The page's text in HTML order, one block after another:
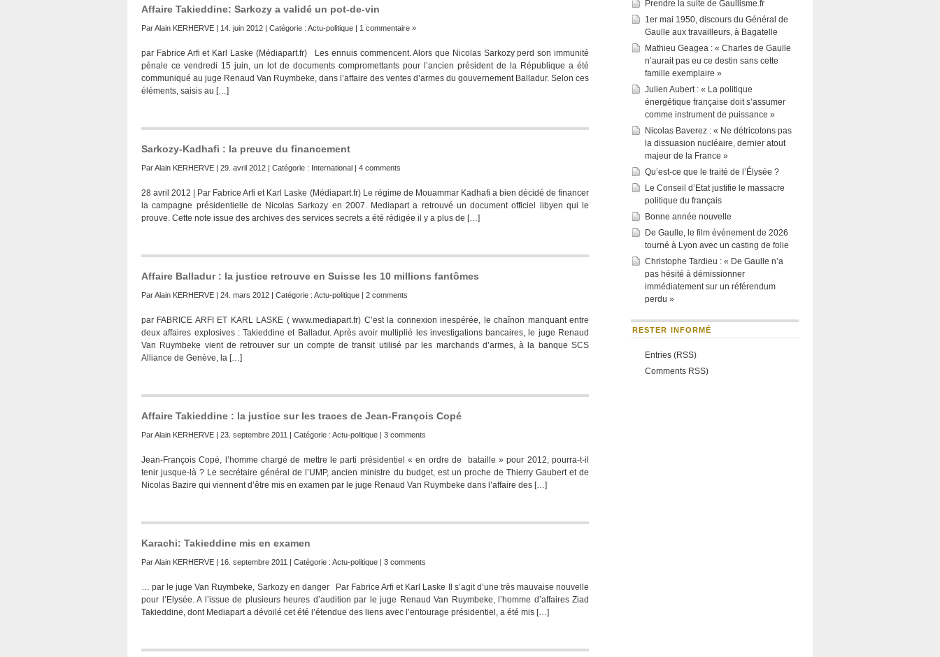
Affaire Takieddine: Sarkozy a validé un pot-de-vin
ParAlain KERHERVE | 14. juin 2012 | Catégorie : Actu-politique | 1 commentaire »
par Fabrice Arfi et Karl Laske (Médiapart.fr) Les ennuis commencent. Alors que Nicolas Sarkozy perd son immunité
pénale ce vendredi 15 juin, un lot de documents compromettants pour l’ancien président de la République a été
communiqué au juge Renaud Van Ruymbeke, dans l’affaire des ventes d’armes du gouvernement Balladur. Selon ces
éléments, saisis au […]
Sarkozy-Kadhafi : la preuve du financement
ParAlain KERHERVE | 29. avril 2012 | Catégorie : International | 4 comments
28 avril 2012 | Par Fabrice Arfi et Karl Laske (Médiapart.fr) Le régime de Mouammar Kadhafi a bien décidé de financer
la campagne présidentielle de Nicolas Sarkozy en 2007. Mediapart a retrouvé un document officiel libyen qui le
prouve. Cette note issue des archives des services secrets a été rédigée il y a plus de […]
Affaire Balladur : la justice retrouve en Suisse les 10 millions fantômes
ParAlain KERHERVE | 24. mars 2012 | Catégorie : Actu-politique | 2 comments
par FABRICE ARFI ET KARL LASKE ( www.mediapart.fr) C’est la connexion inespérée, le chaînon manquant entre
deux affaires explosives : Takieddine et Balladur. Après avoir multiplié les investigations bancaires, le juge Renaud
Van Ruymbeke vient de retrouver sur un compte de transit utilisé par les marchands d’armes, à la banque SCS
Alliance de Genève, la […]
Affaire Takieddine : la justice sur les traces de Jean-François Copé
ParAlain KERHERVE | 23. septembre 2011 | Catégorie : Actu-politique | 3 comments
Jean-François Copé, l’homme chargé de mettre le parti présidentiel « en ordre de bataille » pour 2012, pourra-t-il
tenir jusque-là ? Le secrétaire général de l’UMP, ancien ministre du budget, est un proche de Thierry Gaubert et de
Nicolas Bazire qui viennent d’être mis en examen par le juge Renaud Van Ruymbeke dans l’affaire des […]
Karachi: Takieddine mis en examen
ParAlain KERHERVE | 16. septembre 2011 | Catégorie : Actu-politique | 3 comments
… par le juge Van Ruymbeke, Sarkozy en danger Par Fabrice Arfi et Karl Laske Il s’agit d’une très mauvaise nouvelle
pour l’Elysée. A l’issue de plusieurs heures d’audition par le juge Renaud Van Ruymbeke, l’homme d’affaires Ziad
Takieddine, dont Mediapart a dévoilé cet été l’étendue des liens avec l’entourage présidentiel, a été mis […]
Prendre la suite de Gaullisme.fr
1er mai 1950, discours du Général de
Gaulle aux travailleurs, à Bagatelle
Mathieu Geagea : « Charles de Gaulle
n’aurait pas eu ce destin sans cette
famille exemplaire »
Julien Aubert : « La politique
énergétique française doit s’assumer
comme instrument de puissance »
Nicolas Baverez : « Ne détricotons pas
la dissuasion nucléaire, dernier atout
majeur de la France »
Qu’est-ce que le traité de l’Élysée ?
Le Conseil d’Etat justifie le massacre
politique du français
Bonne année nouvelle
De Gaulle, le film événement de 2026
tourné à Lyon avec un casting de folie
Christophe Tardieu : « De Gaulle n’a
pas hésité à démissionner
immédiatement sur un référendum
perdu »
RESTER INFORMÉ
Entries (RSS)
Comments RSS)